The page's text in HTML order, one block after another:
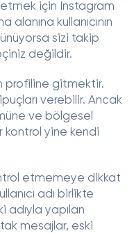
için Instagram
kullanıcının
sizi takip
değildir.
profiline gitmektir.
verebilir. Ancak
ve bölgesel
kontrol yine kendi
etmemeye dikkat
adı birlikte
adıyla yapılan
mesajlar, eski